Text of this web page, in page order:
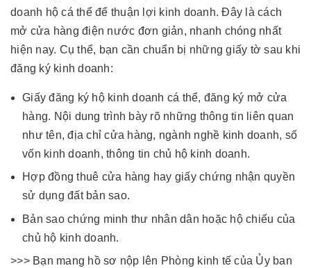
doanh hộ cá thểđể thuận lợi kinh doanh. Đây là cách
mở cửa hàng điện nước đơn giản, nhanh chóng nhất
hiện nay. Cụ thể, bạn cần chuẩn bị những giấy tờ sau khi
đăng ký kinh doanh:
Giấy đăng ký hộ kinh doanh cá thể, đăng ký mở cửa
hàng. Nội dung trình bày rõ những thông tin liên quan
như tên, địa chỉ cửa hàng, ngành nghề kinh doanh, số
vốn kinh doanh, thông tin chủ hộ kinh doanh.
Hợp đồng thuê cửa hàng hay giấy chứng nhận quyền
sử dụng đất bản sao.
Bản sao chứng minh thư nhân dân hoặc hộ chiếu của
chủ hộ kinh doanh.
>>> Bạn mang hồ sơ nộp lên Phòng kinh tế của Ủy ban